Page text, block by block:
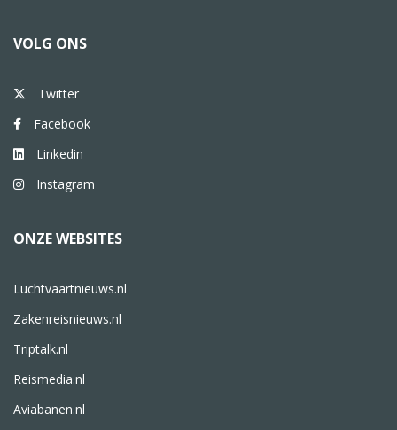
VOLG ONS
Twitter
Facebook
Linkedin
Instagram
ONZE WEBSITES
Luchtvaartnieuws.nl
Zakenreisnieuws.nl
Triptalk.nl
Reismedia.nl
Aviabanen.nl